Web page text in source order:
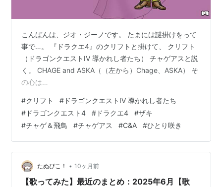
こんばんは、ジオ・ジーノです。 たまには謎掛けをって
事で…。 『ドラクエ4』のクリフトと掛けて、 クリフト
（ドラゴンクエストIV 導かれし者たち） チャゲアスと説
く。 CHAGE and ASKA（（左から）Chage、ASKA） そ
の心は…
#クリフト # ドラゴンクエストIV 導かれし者たち
# ドラゴンクエスト4 # ドラクエ4 #ザキ
#チャゲ＆飛鳥 #チャゲアス #C&A #ひとり咲き
たぬぴこ！ • 10ヶ月前
【歌ってみた】最近のまとめ：2025年6月【歌